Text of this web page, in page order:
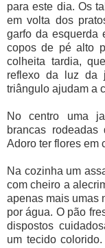
para este dia. Os
em volta dos
garfo da esquerda
copos de pé alto
colheita tardia,
reflexo da luz da
triângulo ajudam a
No centro uma
brancas
Adoro ter flores em
Na cozinha um
com cheiro a
apenas mais umas
por água. O pão
dispostos
um tecido